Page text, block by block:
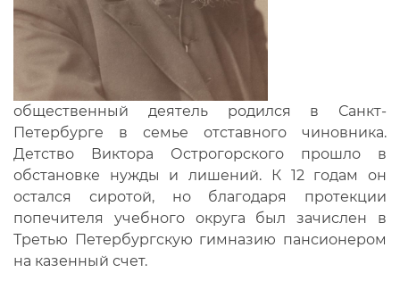
общественный деятель родился в Санкт-
Петербурге в семье отставного чиновника.
Детство Виктора Острогорского прошло в
обстановке нужды и лишений. К 12 годам он
остался сиротой, но благодаря протекции
попечителя учебного округа был зачислен в
Третью Петербургскую гимназию пансионером
на казенный счет.